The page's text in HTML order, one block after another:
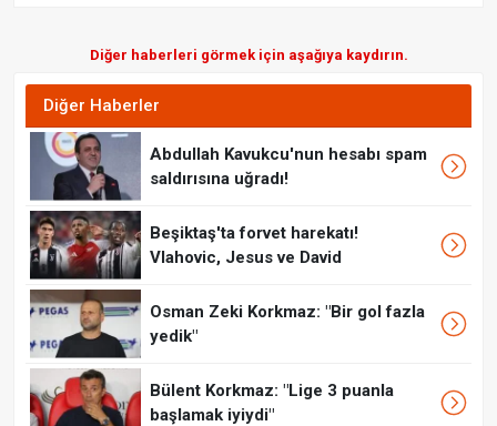
Diğer haberleri görmek için aşağıya kaydırın.
Diğer Haberler
Abdullah Kavukcu'nun hesabı spam
saldırısına uğradı!
Beşiktaş'ta forvet harekatı!
Vlahovic, Jesus ve David
Osman Zeki Korkmaz: "Bir gol fazla
yedik"
Bülent Korkmaz: "Lige 3 puanla
başlamak iyiydi"